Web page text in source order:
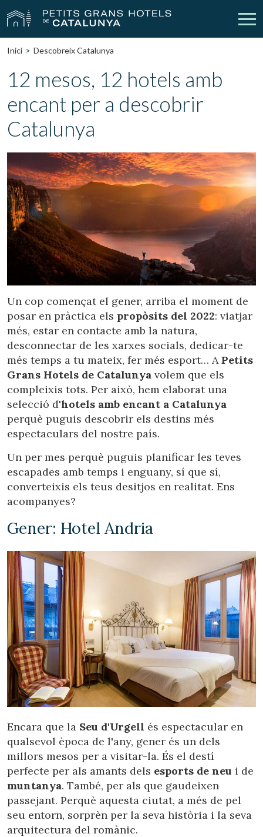
Els Nostres Hotels Escapades
Casaments Empreses
Xecs Regal
Contacte La meva reserva
vpn_key Inicia sessió Crear compte
Ubicació/nom de l'hotel
CA ES EN
Inici Descobreix Catalunya
12 mesos, 12 hotels amb
encant per a descobrir
Catalunya
Un cop començat el gener, arriba el moment de
posar en pràctica els propòsits del 2022: viatjar
més, estar en contacte amb la natura,
desconnectar de les xarxes socials, dedicar-te
més temps a tu mateix, fer més esport… APetits
Grans Hotels de Catalunya volem que els
compleixis tots. Per això, hem elaborat una
selecció d'hotels amb encant a Catalunya
perquè puguis descobrir els destins més
espectaculars del nostre país.
Un per mes perquè puguis planificar les teves
escapades amb temps i enguany, sí que sí,
converteixis els teus desitjos en realitat. Ens
acompanyes?
Gener: Hotel Andria
Encara que la Seu d'Urgell és espectacular en
qualsevol època de l'any, gener és un dels
millors mesos per a visitar-la. És el destí
perfecte per als amants dels esports de neu i de
muntanya. També, per als que gaudeixen
passejant. Perquè aquesta ciutat, a més de pel
seu entorn, sorprèn per la seva història i la seva
arquitectura del romànic.